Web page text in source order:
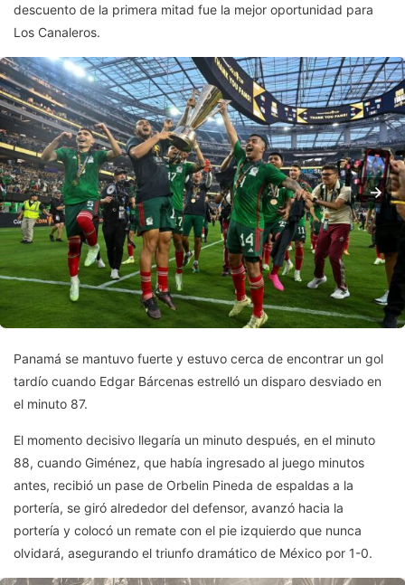
descuento de la primera mitad fue la mejor oportunidad para
Los Canaleros.
Panamá se mantuvo fuerte y estuvo cerca de encontrar un gol
tardío cuando Edgar Bárcenas estrelló un disparo desviado en
el minuto 87.
El momento decisivo llegaría un minuto después, en el minuto
88, cuando Giménez, que había ingresado al juego minutos
antes, recibió un pase de Orbelin Pineda de espaldas a la
portería, se giró alrededor del defensor, avanzó hacia la
portería y colocó un remate con el pie izquierdo que nunca
olvidará, asegurando el triunfo dramático de México por 1-0.